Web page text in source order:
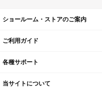
ショールーム・ストアのご案内
ご利用ガイド
各種サポート
当サイトについて